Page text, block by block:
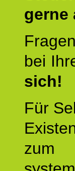
gerne
bei
sich!
Für
zum